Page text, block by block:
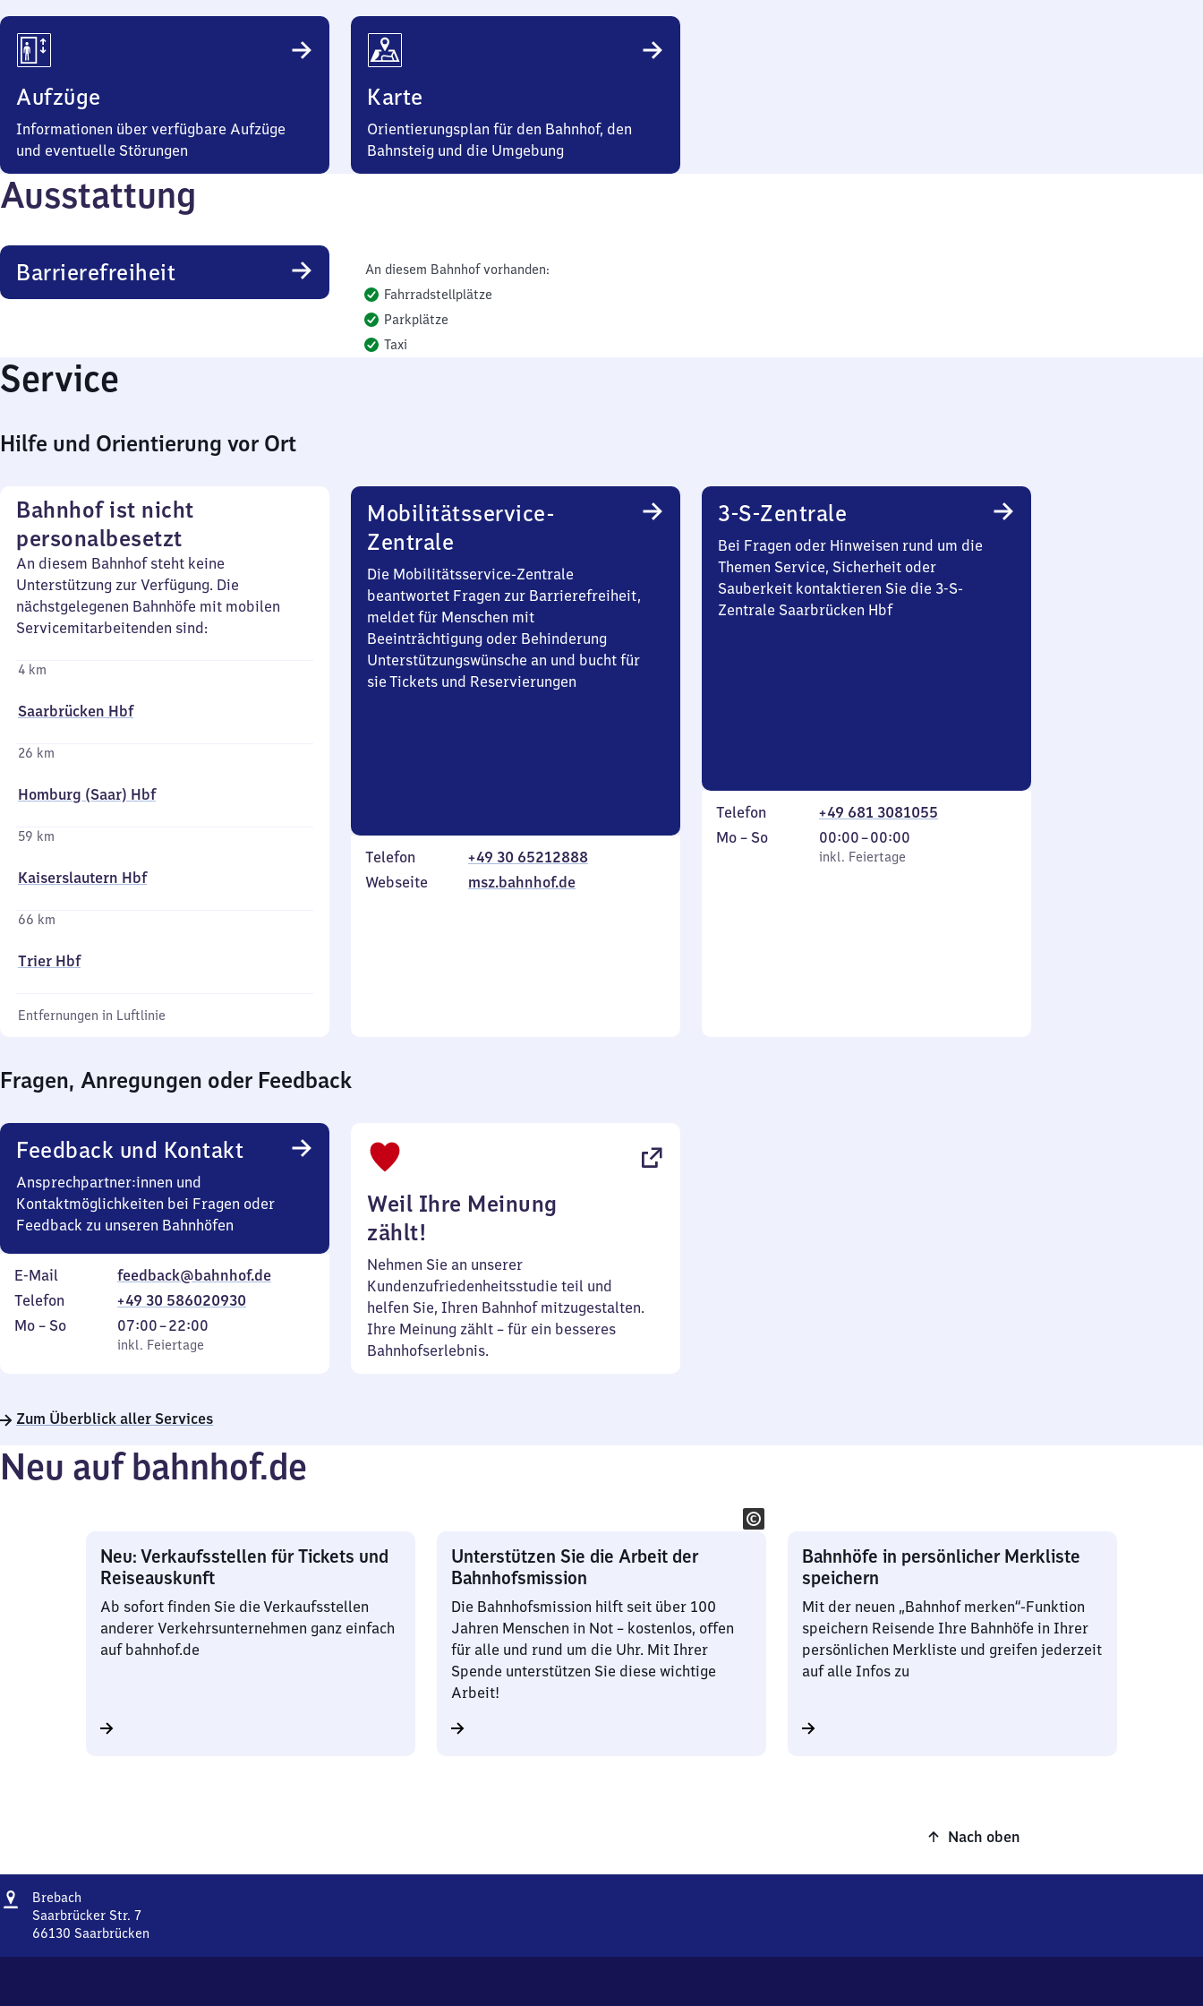
Aufzüge
Informationen über verfügbare Aufzüge
und eventuelle Störungen
Karte
Orientierungsplan für den Bahnhof, den
Bahnsteig und die Umgebung
Ausstattung
Barrierefreiheit
An diesem Bahnhof vorhanden:
Fahrradstellplätze
Parkplätze
Taxi
Service
Hilfe und Orientierung vor Ort
Bahnhof ist nicht
personalbesetzt
An diesem Bahnhof steht keine
Unterstützung zur Verfügung. Die
nächstgelegenen Bahnhöfe mit mobilen
Servicemitarbeitenden sind:
4 km
Saarbrücken Hbf
26 km
Homburg (Saar) Hbf
59 km
Kaiserslautern Hbf
66 km
Trier Hbf
Entfernungen in Luftlinie
Mobilitätsservice-
Zentrale
Die Mobilitätsservice-Zentrale
beantwortet Fragen zur Barrierefreiheit,
meldet für Menschen mit
Beeinträchtigung oder Behinderung
Unterstützungswünsche an und bucht für
sie Tickets und Reservierungen
Telefon
+49 30 65212888
Webseite
msz.bahnhof.de
3-S-Zentrale
Bei Fragen oder Hinweisen rund um die
Themen Service, Sicherheit oder
Sauberkeit kontaktieren Sie die 3-S-
Zentrale Saarbrücken Hbf
Telefon
+49 681 3081055
Montag
Mo – So,
inkl. Feiertage
00:00–00:00
Von
0
inkl. Feiertage
Fragen, Anregungen oder Feedback
Feedback und Kontakt
Ansprechpartner:innen und
Kontaktmöglichkeiten bei Fragen oder
Feedback zu unseren Bahnhöfen
E-Mail
feedback@bahnhof.de
Telefon
+49 30 586020930
Montag
Mo – So,
inkl. Feiertage
07:00–22:00
Von
7
22
inkl. Feiertage
Weil Ihre Meinung
zählt!
Nehmen Sie an unserer
Kundenzufriedenheitsstudie teil und
helfen Sie, Ihren Bahnhof mitzugestalten.
Ihre Meinung zählt – für ein besseres
Bahnhofserlebnis.
Zum Überblick aller Services
Neu auf bahnhof.de
Neu: Verkaufsstellen für Tickets und
Reiseauskunft
Ab sofort finden Sie die Verkaufsstellen
anderer Verkehrsunternehmen ganz einfach
auf bahnhof.de
Unterstützen Sie die Arbeit der
Bahnhofsmission
Die Bahnhofsmission hilft seit über 100
Jahren Menschen in Not – kostenlos, offen
für alle und rund um die Uhr. Mit Ihrer
Spende unterstützen Sie diese wichtige
Arbeit!
Bahnhöfe in persönlicher Merkliste
speichern
Mit der neuen „Bahnhof merken“-Funktion
speichern Reisende Ihre Bahnhöfe in Ihrer
persönlichen Merkliste und greifen jederzeit
auf alle Infos zu
Nach oben
Adresse
Brebach
Saarbrücker Str. 7
66130 Saarbrücken